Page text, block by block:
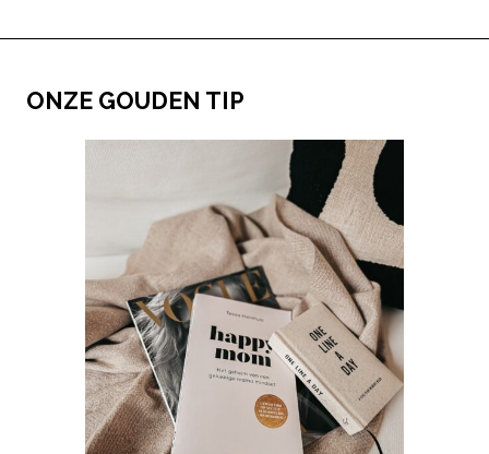
ONZE GOUDEN TIP